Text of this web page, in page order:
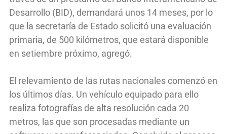
Desarrollo (BID), demandará unos 14 meses, por lo
que la secretaría de Estado solicitó una evaluación
primaria, de 500 kilómetros, que estará disponible
en setiembre próximo, agregó.
El relevamiento de las rutas nacionales comenzó en
los últimos días. Un vehículo equipado para ello
realiza fotografías de alta resolución cada 20
metros, las que son procesadas mediante un